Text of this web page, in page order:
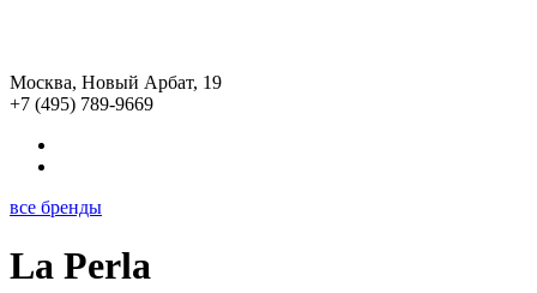
Москва, Новый Арбат, 19
+7 (495) 789-9669
все бренды
La Perla